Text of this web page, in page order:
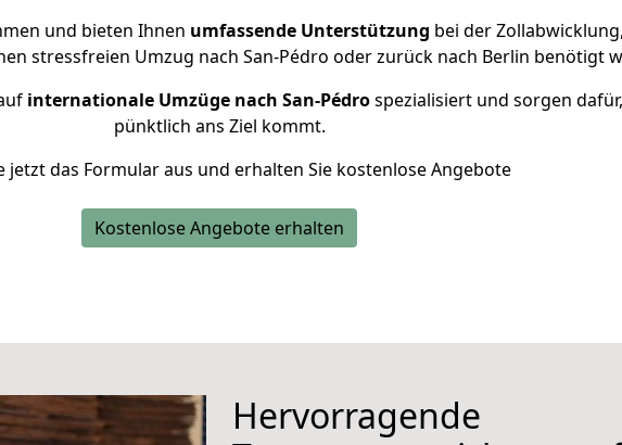
und bieten Ihnen umfassende Unterstützung bei der
stressfreien Umzug nach San-Pédro oder zurück nach Berlin benötigt
internationale Umzüge nach San-Pédrospezialisiert und sorgen
pünktlich ans Ziel kommt.
jetzt das Formular aus und erhalten Sie kostenlose Angebote
Kostenlose Angebote erhalten
Hervorragende